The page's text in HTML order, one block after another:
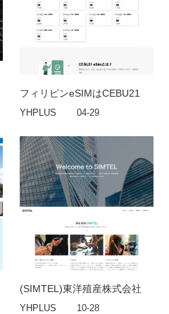
フィリピンeSIMはCEBU21
YHPLUS 04-29
(SIMTEL)東洋殖産株式会社
YHPLUS 10-28